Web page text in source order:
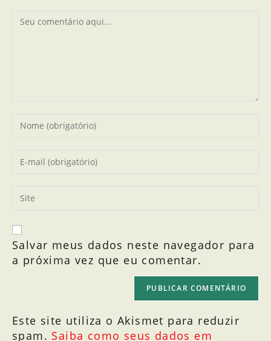
Salvar meus dados neste navegador para
a próxima vez que eu comentar.
Este site utiliza o Akismet para reduzir
spam. Saiba como seus dados em